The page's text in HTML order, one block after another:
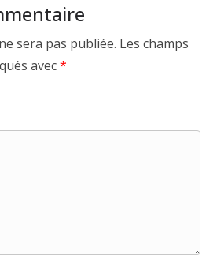
sera pas publiée. Les champs
avec*